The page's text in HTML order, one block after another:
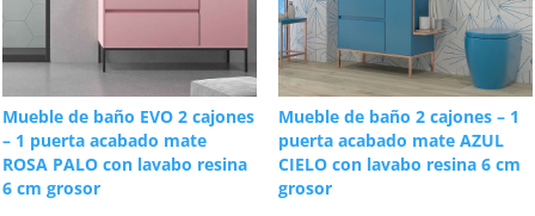
Mueble de baño EVO 2 cajones
– 1 puerta acabado mate
ROSA PALO con lavabo resina
6 cm grosor
Mueble de baño 2 cajones – 1
puerta acabado mate AZUL
CIELO con lavabo resina 6 cm
grosor